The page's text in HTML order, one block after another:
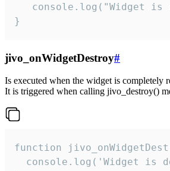
console.log("Widget is
}
jivo_onWidgetDestroy#
Is executed when the widget is completely
It is triggered when calling jivo_destroy()
function
console.log('Widget is